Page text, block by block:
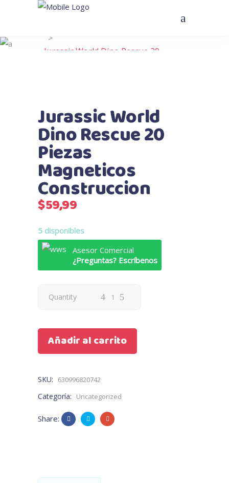
>
Jurassic World Dino Rescue 20
Jurassic World
Dino Rescue 20
Piezas
Magneticos
Construccion
$59,99
5 disponibles
Asesor Comercial
¿Preguntas? Escríbenos
Quantity
Añadir al carrito
SKU: 630996820742
Categoría: Uncategorized
Share: